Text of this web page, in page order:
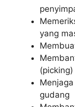
yang
gudang